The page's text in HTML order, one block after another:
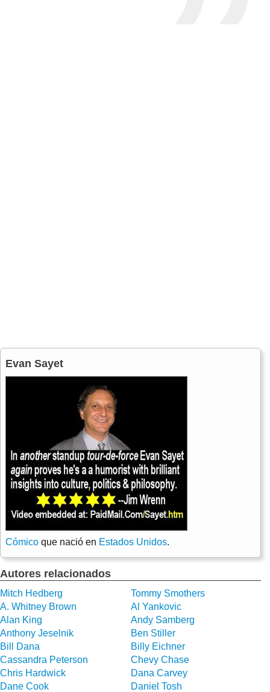
Evan Sayet
Cómico que nació en Estados Unidos.
Autores relacionados
Mitch Hedberg
Tommy Smothers
A. Whitney Brown
Al Yankovic
Alan King
Andy Samberg
Anthony Jeselnik
Ben Stiller
Bill Dana
Billy Eichner
Cassandra Peterson
Chevy Chase
Chris Hardwick
Dana Carvey
Dane Cook
Daniel Tosh